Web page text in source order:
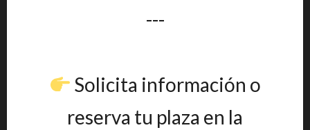
---
Solicita información o
reserva tu plaza en la